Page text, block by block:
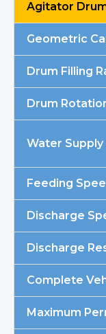
Agitator
Geometric
Drum Filling
Drum
Water Supply
Feeding
Discharge
Discharge
Complete
Maximum